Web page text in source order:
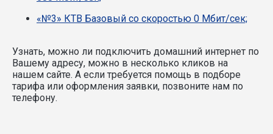
«№3» КТВ Базовый со скоростью 0 Мбит/сек;
Узнать, можно ли подключить домашний интернет по
Вашему адресу, можно в несколько кликов на
нашем сайте. А если требуется помощь в подборе
тарифа или оформления заявки, позвоните нам по
телефону.